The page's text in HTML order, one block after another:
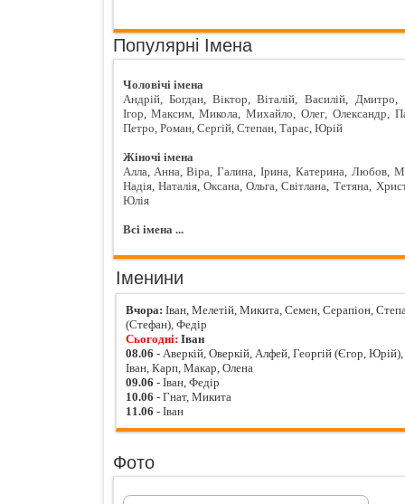
Популярні Імена
Чоловічі імена
Андрій, Богдан, Віктор, Віталій, Василій, Дмитро,
Ігор, Максим, Микола, Михайло, Олег, Олександр,
Петро, Роман, Сергій, Степан, Тарас, Юрій
Жіночі імена
Алла, Анна, Віра, Галина, Ірина, Катерина, Любов,
Надія, Наталія, Оксана, Ольга, Світлана, Тетяна,
Юлія
Всі імена ...
Іменини
Вчора: Іван, Мелетій, Микита, Семен, Серапіон,
(Стефан), Федір
Сьогодні: Іван
08.06 - Аверкій, Оверкій, Алфей, Георгій (Єгор, Юрій),
Іван, Карп, Макар, Олена
09.06 - Іван, Федір
10.06 - Гнат, Микита
11.06 - Іван
Фото